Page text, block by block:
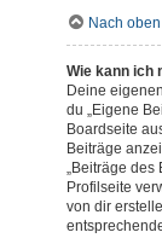
Nach oben
Wie kann ich
Deine
du „Eigene
Boardseite
Beiträge
„Beiträge des
Profilseite
von dir